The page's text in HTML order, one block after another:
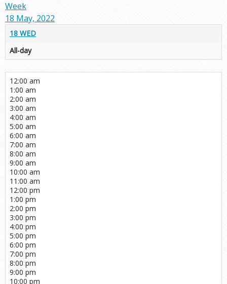
Week
18 May, 2022
18 WED
All-day
12:00 am
1:00 am
2:00 am
3:00 am
4:00 am
5:00 am
6:00 am
7:00 am
8:00 am
9:00 am
10:00 am
11:00 am
12:00 pm
1:00 pm
2:00 pm
3:00 pm
4:00 pm
5:00 pm
6:00 pm
7:00 pm
8:00 pm
9:00 pm
10:00 pm